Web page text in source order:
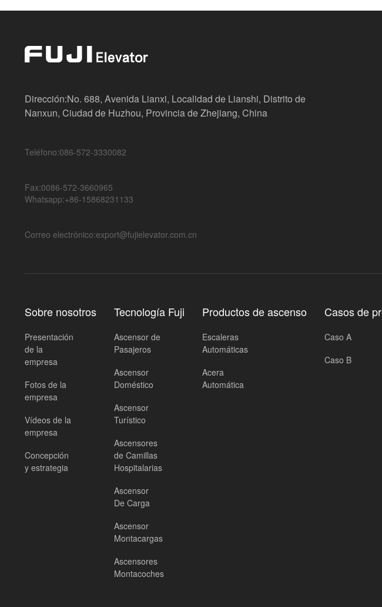
Dirección:No. 688, Avenida Lianxi, Localidad de Lianshi, Distrito de
Nanxun, Ciudad de Huzhou, Provincia de Zhejiang, China
Teléfono:086-572-3330082
Fax:0086-572-3660965
Whatsapp:+86-15868231133
Correo electrónico:export@fujielevator.com.cn
Sobre nosotros
Presentación
de la
empresa
Fotos de la
empresa
Vídeos de la
empresa
Concepción
y estrategia
Tecnología Fuji
Ascensor de
Pasajeros
Ascensor
Doméstico
Ascensor
Turístico
Ascensores
de Camillas
Hospitalarias
Ascensor
De Carga
Ascensor
Montacargas
Ascensores
Montacoches
Productos de ascenso
Escaleras
Automáticas
Acera
Automática
Casos de
Caso A
Caso B